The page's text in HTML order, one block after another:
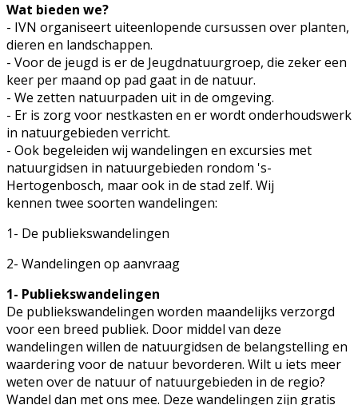
Wat bieden we?
- IVN organiseert uiteenlopende cursussen over planten,
dieren en landschappen.
- Voor de jeugd is er de Jeugdnatuurgroep, die zeker een
keer per maand op pad gaat in de natuur.
- We zetten natuurpaden uit in de omgeving.
- Er is zorg voor nestkasten en er wordt onderhoudswerk
in natuurgebieden verricht.
- Ook begeleiden wij wandelingen en excursies met
natuurgidsen in natuurgebieden rondom 's-
Hertogenbosch, maar ook in de stad zelf. Wij
kennen twee soorten wandelingen:
1- De publiekswandelingen
2- Wandelingen op aanvraag
1- Publiekswandelingen
De publiekswandelingen worden maandelijks verzorgd
voor een breed publiek. Door middel van deze
wandelingen willen de natuurgidsen de belangstelling en
waardering voor de natuur bevorderen. Wilt u iets meer
weten over de natuur of natuurgebieden in de regio?
Wandel dan met ons mee. Deze wandelingen zijn gratis